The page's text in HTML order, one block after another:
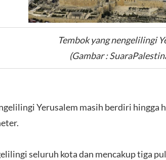
Tembok yang nengelilingi
(Gambar :
Yerusalem masih berdiri
seluruh kota dan mencakup tiga